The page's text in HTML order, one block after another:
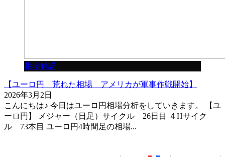
相場解説
【ユーロ円 荒れた相場 アメリカが軍事作戦開始】
2026年3月2日
こんにちは♪ 今日はユーロ円相場分析をしていきます。 【ユ
ーロ円】 メジャー（日足）サイクル 26日目 ４Hサイク
ル 73本目 ユーロ円4時間足の相場...